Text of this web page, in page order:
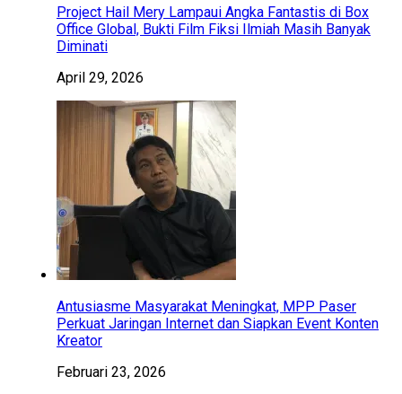
Project Hail Mery Lampaui Angka Fantastis di Box
Office Global, Bukti Film Fiksi Ilmiah Masih Banyak
Diminati
April 29, 2026
Antusiasme Masyarakat Meningkat, MPP Paser
Perkuat Jaringan Internet dan Siapkan Event Konten
Kreator
Februari 23, 2026